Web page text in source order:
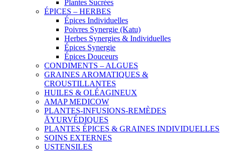
Plantes Sucrées
ÉPICES – HERBES
Épices Individuelles
Poivres Synergie (Katu)
Herbes Synergies & Individuelles
Épices Synergie
Épices Douceurs
CONDIMENTS – ALGUES
GRAINES AROMATIQUES &
CROUSTILLANTES
HUILES & OLÉAGINEUX
AMAP MEDICOW
PLANTES-INFUSIONS-REMÈDES
ĀYURVÉDIQUES
PLANTES ÉPICES & GRAINES INDIVIDUELLES
SOINS EXTERNES
USTENSILES